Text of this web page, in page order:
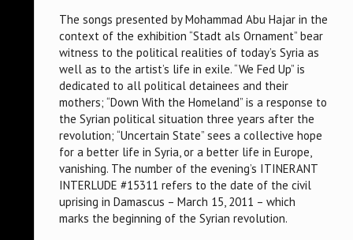
The songs presented by Mohammad Abu Hajar in the
context of the exhibition “Stadt als Ornament” bear
witness to the political realities of today’s Syria as
well as to the artist’s life in exile. “We Fed Up” is
dedicated to all political detainees and their
mothers; “Down With the Homeland” is a response to
the Syrian political situation three years after the
revolution; “Uncertain State” sees a collective hope
for a better life in Syria, or a better life in Europe,
vanishing. The number of the evening’s ITINERANT
INTERLUDE #15311 refers to the date of the civil
uprising in Damascus – March 15, 2011 – which
marks the beginning of the Syrian revolution.